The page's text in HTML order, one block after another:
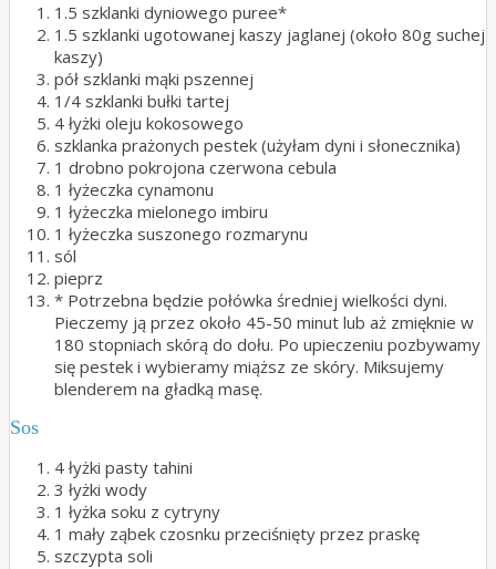
1.5 szklanki dyniowego puree*
1.5 szklanki ugotowanej kaszy jaglanej (około 80g suchej
kaszy)
pół szklanki mąki pszennej
1/4 szklanki bułki tartej
4 łyżki oleju kokosowego
szklanka prażonych pestek (użyłam dyni i słonecznika)
1 drobno pokrojona czerwona cebula
1 łyżeczka cynamonu
1 łyżeczka mielonego imbiru
1 łyżeczka suszonego rozmarynu
sól
pieprz
* Potrzebna będzie połówka średniej wielkości dyni.
Pieczemy ją przez około 45-50 minut lub aż zmięknie w
180 stopniach skórą do dołu. Po upieczeniu pozbywamy
się pestek i wybieramy miąższ ze skóry. Miksujemy
blenderem na gładką masę.
Sos
4 łyżki pasty tahini
3 łyżki wody
1 łyżka soku z cytryny
1 mały ząbek czosnku przeciśnięty przez praskę
szczypta soli